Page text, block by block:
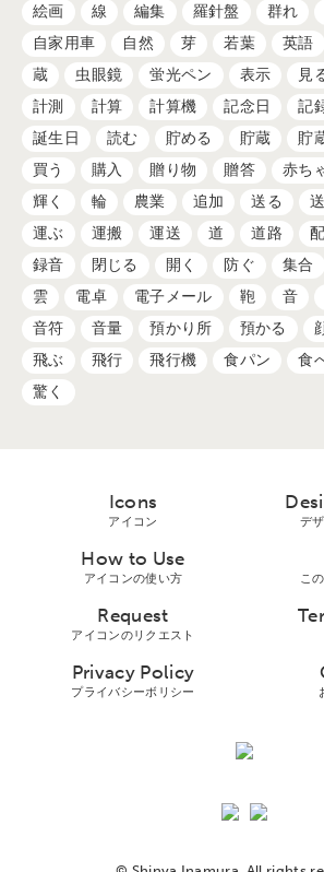
絵画
線 編集 羅針盤 群れ
自家用車
自然 芽 若葉 英語
蔵
虫眼鏡 蛍光ペン 表示 見
計測
計算 計算機 記念日 記
誕生日
読む 貯める 貯蔵 貯
買う
購入 贈り物 贈答 赤ち
輝く
輪 農業 追加 送る
運ぶ
運搬 運送 道 道路
録音
閉じる 開く 防ぐ 集合
雲
電卓 電子メール 鞄 音
音符
音量 預かり所 預かる
飛ぶ
飛行 飛行機 食パン 食
驚く
Icons
アイコン デ
How to Use
アイコンの使い方 こ
Request
アイコンのリクエスト
Privacy Policy
プライバシーボリシー